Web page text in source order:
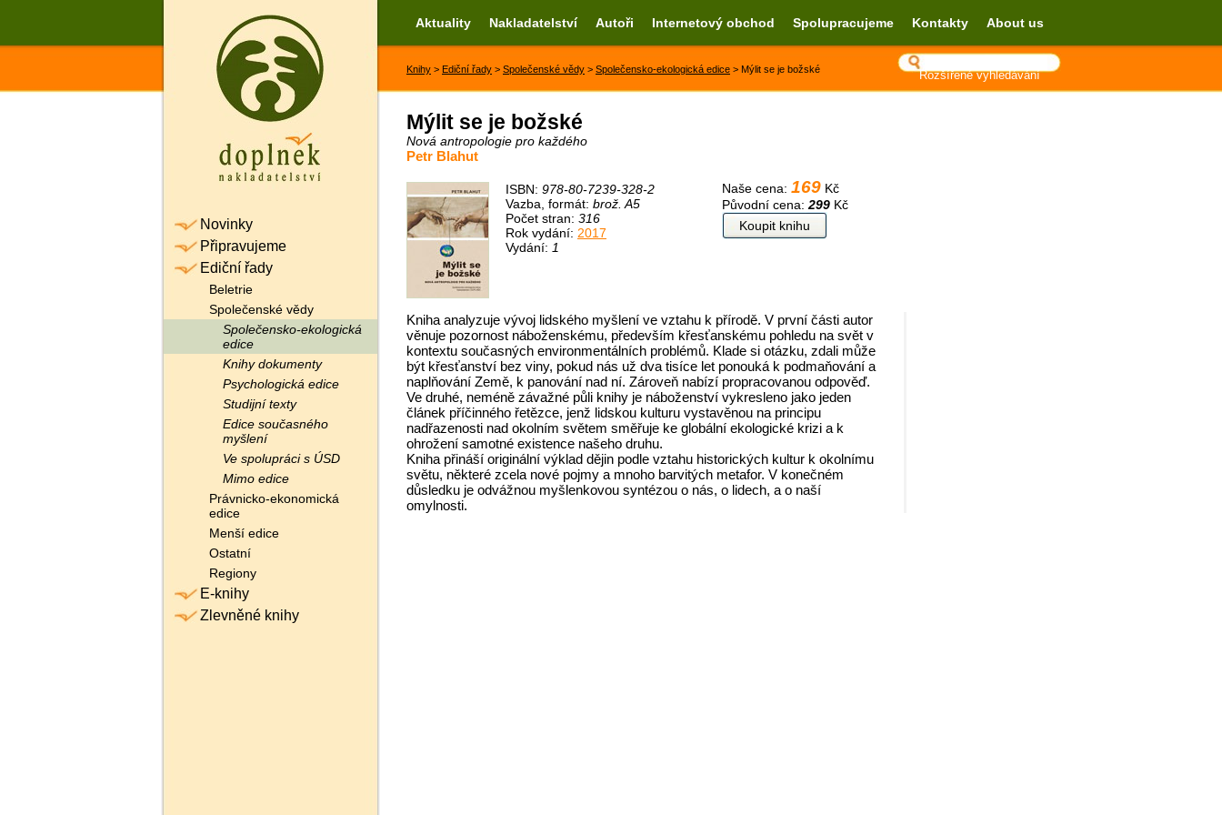
Novinky
Připravujeme
Ediční řady
Beletrie
Společenské vědy
Společensko-ekologická
edice
Knihy dokumenty
Psychologická edice
Studijní texty
Edice současného
myšlení
Ve spolupráci s ÚSD
Mimo edice
Právnicko-ekonomická
edice
Menší edice
Ostatní
Regiony
E-knihy
Zlevněné knihy
Aktuality Nakladatelství Autoři Internetový obchod Spolupracujeme Kontakty About us
Rozšířené vyhledávání
Knihy > Ediční řady > Společenské vědy > Společensko-ekologická edice > Mýlit se je božské
Mýlit se je božské
Nová antropologie pro každého
Petr Blahut
ISBN: 978-80-7239-328-2
Vazba, formát: brož. A5
Počet stran: 316
Rok vydání: 2017
Vydání: 1
Naše cena: 169 Kč
Původní cena: 299 Kč
Koupit knihu
Kniha analyzuje vývoj lidského myšlení ve vztahu k přírodě. V první části autor
věnuje pozornost náboženskému, především křesťanskému pohledu na svět v
kontextu současných environmentálních problémů. Klade si otázku, zdali může
být křesťanství bez viny, pokud nás už dva tisíce let ponouká k podmaňování a
naplňování Země, k panování nad ní. Zároveň nabízí propracovanou odpověď.
Ve druhé, neméně závažné půli knihy je náboženství vykresleno jako jeden
článek příčinného řetězce, jenž lidskou kulturu vystavěnou na principu
nadřazenosti nad okolním světem směřuje ke globální ekologické krizi a k
ohrožení samotné existence našeho druhu.
Kniha přináší originální výklad dějin podle vztahu historických kultur k okolnímu
světu, některé zcela nové pojmy a mnoho barvitých metafor. V konečném
důsledku je odvážnou myšlenkovou syntézou o nás, o lidech, a o naší
omylnosti.